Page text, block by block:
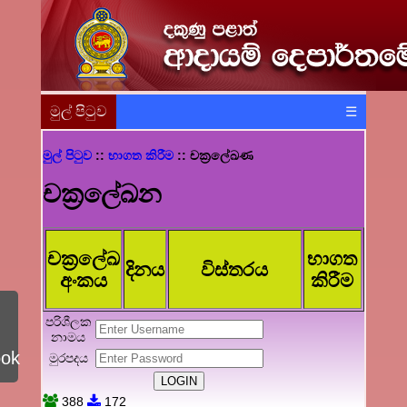
මුල් පිටුව ☰
මුල් පිටුව :: භාගත කිරීම :: චක්‍රලේඛණ
චක්‍රලේඛන
චක්‍රලේඛ
අංකය
දිනය විස්තරය
භාගත
කිරීම
පරිශීලක
නාමය
මුරපදය
388 172